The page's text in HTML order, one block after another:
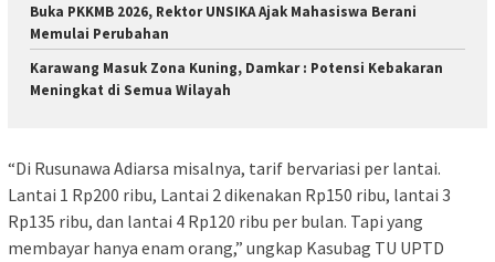
Buka PKKMB 2026, Rektor UNSIKA Ajak Mahasiswa Berani
Memulai Perubahan
Karawang Masuk Zona Kuning, Damkar : Potensi Kebakaran
Meningkat di Semua Wilayah
“Di Rusunawa Adiarsa misalnya, tarif bervariasi per lantai.
Lantai 1 Rp200 ribu, Lantai 2 dikenakan Rp150 ribu, lantai 3
Rp135 ribu, dan lantai 4 Rp120 ribu per bulan. Tapi yang
membayar hanya enam orang,” ungkap Kasubag TU UPTD